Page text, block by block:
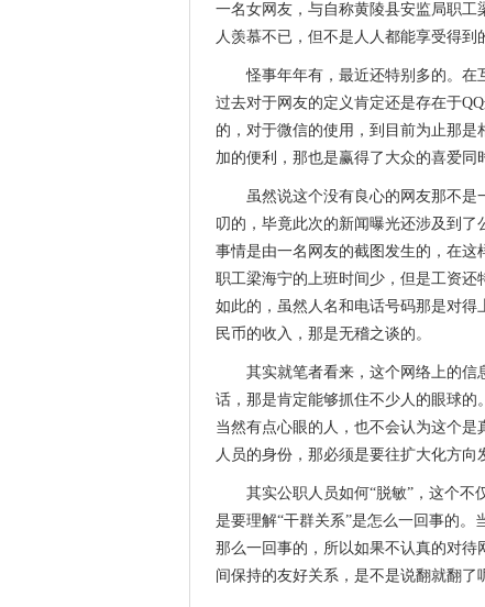
一名女网友，与自称黄陵县安监局职
人羡慕不已，但不是人人都能享受得到
怪事年年有，最近还特别多的。在
过去对于网友的定义肯定还是存在于
的，对于微信的使用，到目前为止那
加的便利，那也是赢得了大众的喜爱同
虽然说这个没有良心的网友那不是
叨的，毕竟此次的新闻曝光还涉及到了
事情是由一名网友的截图发生的，在
职工梁海宁的上班时间少，但是工资
如此的，虽然人名和电话号码那是对得
民币的收入，那是无稽之谈的。
其实就笔者看来，这个网络上的信
话，那是肯定能够抓住不少人的眼球的
当然有点心眼的人，也不会认为这个
人员的身份，那必须是要往扩大化方向
其实公职人员如何“脱敏”，这个
是要理解“干群关系”是怎么一回事的
那么一回事的，所以如果不认真的对
间保持的友好关系，是不是说翻就翻了